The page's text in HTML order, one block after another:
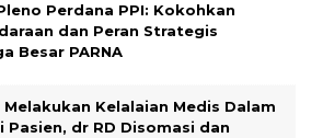
Perdana PPI: Kokohkan
dan Peran Strategis
Besar PARNA
Kelalaian Medis Dalam
Pasien, dr RD Disomasi dan